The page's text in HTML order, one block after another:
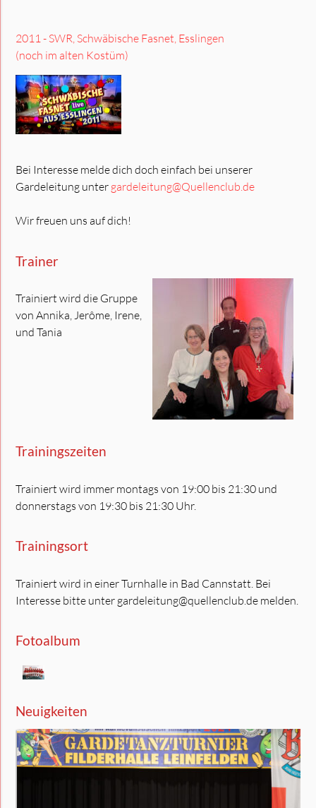
2011 - SWR, Schwäbische Fasnet, Esslingen
(noch im alten Kostüm)
Bei Interesse melde dich doch einfach bei unserer
Gardeleitung unter gardeleitung@Quellenclub.de
Wir freuen uns auf dich!
Trainer
Trainiert wird die Gruppe
von Annika, Jerôme, Irene,
und Tania
Trainingszeiten
Trainiert wird immer montags von 19:00 bis 21:30 und
donnerstags von 19:30 bis 21:30 Uhr.
Trainingsort
Trainiert wird in einer Turnhalle in Bad Cannstatt. Bei
Interesse bitte unter gardeleitung@quellenclub.de melden.
Fotoalbum
Neuigkeiten